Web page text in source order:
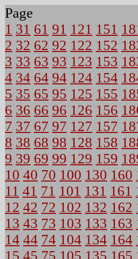
Page
1 31 61 91 121 151
2 32 62 92 122 152
3 33 63 93 123 153
4 34 64 94 124 154
5 35 65 95 125 155
6 36 66 96 126 156
7 37 67 97 127 157
8 38 68 98 128 158
9 39 69 99 129 159
10 40 70 100 130 160
11 41 71 101 131 161
12 42 72 102 132 162
13 43 73 103 133 163
14 44 74 104 134 164
15 45 75 105 135 165